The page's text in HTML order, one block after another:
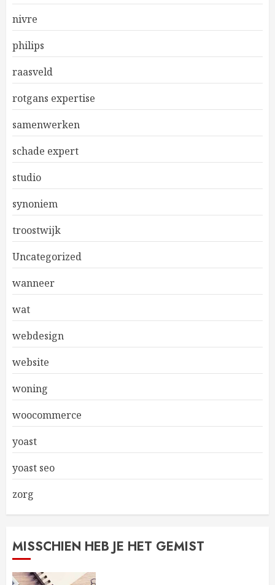
nivre
philips
raasveld
rotgans expertise
samenwerken
schade expert
studio
synoniem
troostwijk
Uncategorized
wanneer
wat
webdesign
website
woning
woocommerce
yoast
yoast seo
zorg
MISSCHIEN HEB JE HET GEMIST